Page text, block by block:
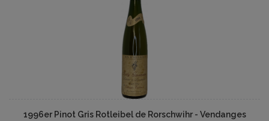
1996er Pinot Gris Rotleibel de Rorschwihr - Vendanges